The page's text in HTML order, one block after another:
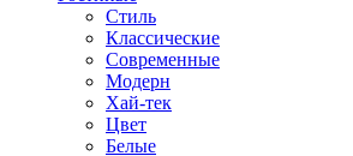
Стиль
Классические
Современные
Модерн
Хай-тек
Цвет
Белые